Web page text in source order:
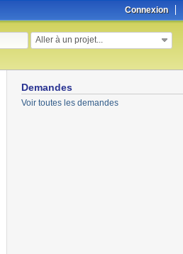
Connexion
Aller à un projet...
Demandes
Voir toutes les demandes